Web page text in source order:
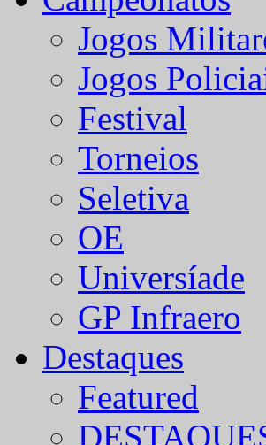
Jogos
Jogos
Festival
Torneios
Seletiva
OE
Universíade
GP Infraero
Destaques
Featured